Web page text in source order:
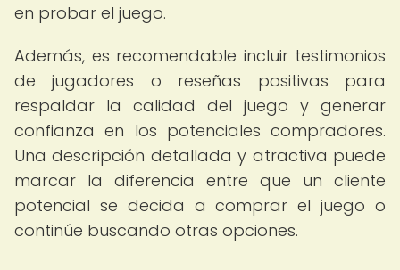
en probar el juego.
Además, es recomendable incluir testimonios
de jugadores o reseñas positivas para
respaldar la calidad del juego y generar
confianza en los potenciales compradores.
Una descripción detallada y atractiva puede
marcar la diferencia entre que un cliente
potencial se decida a comprar el juego o
continúe buscando otras opciones.